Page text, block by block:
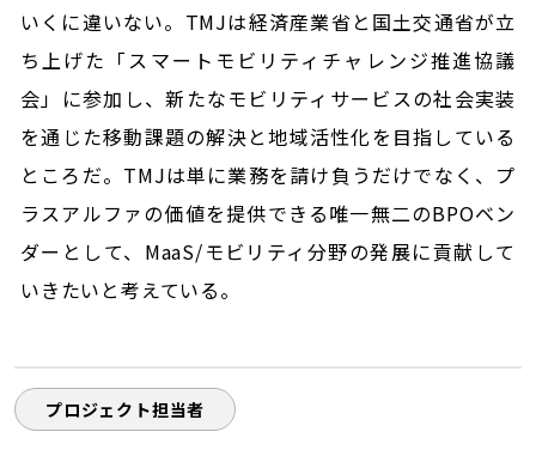
いくに違いない。TMJは経済産業省と国土交通省が立
ち上げた「スマートモビリティチャレンジ推進協議
会」に参加し、新たなモビリティサービスの社会実装
を通じた移動課題の解決と地域活性化を目指している
ところだ。TMJは単に業務を請け負うだけでなく、プ
ラスアルファの価値を提供できる唯一無二のBPOベン
ダーとして、MaaS/モビリティ分野の発展に貢献して
いきたいと考えている。
プロジェクト担当者